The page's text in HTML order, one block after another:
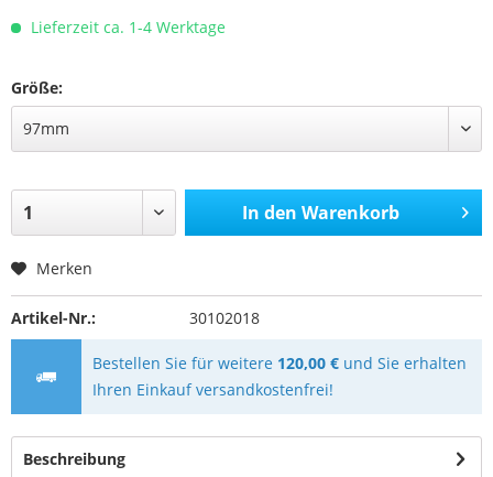
Lieferzeit ca. 1-4 Werktage
Größe:
In den Warenkorb
Merken
Artikel-Nr.: 30102018
Bestellen Sie für weitere 120,00 € und Sie erhalten
Ihren Einkauf versandkostenfrei!
Beschreibung